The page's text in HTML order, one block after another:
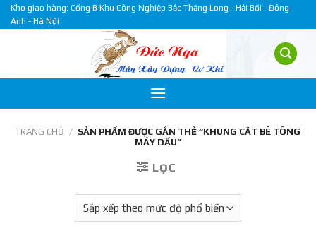
Skip
to
Kho giao hàng: Cổng B Khu Công Nghiệp Bắc Thăng Long - Hải Bối - Đông
Anh - Hà Nội
TRANG CHỦ / SẢN PHẨM ĐƯỢC GẮN THẺ “KHUNG CẮT BÊ TÔNG
MÁY DẦU”
LỌC